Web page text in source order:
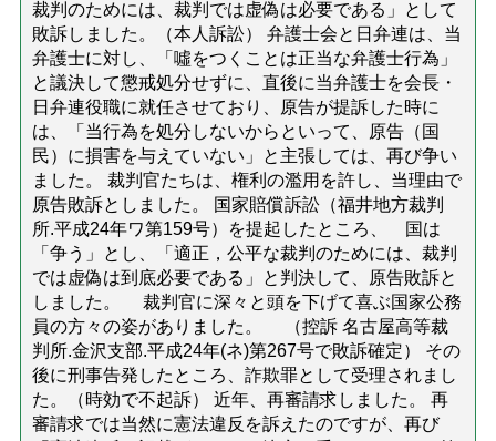
裁判のためには、裁判では虚偽は必要である」として
敗訴しました。（本人訴訟） 弁護士会と日弁連は、当
弁護士に対し、「噓をつくことは正当な弁護士行為」
と議決して懲戒処分せずに、直後に当弁護士を会長・
日弁連役職に就任させており、原告が提訴した時に
は、「当行為を処分しないからといって、原告（国
民）に損害を与えていない」と主張しては、再び争い
ました。 裁判官たちは、権利の濫用を許し、当理由で
原告敗訴としました。 国家賠償訴訟（福井地方裁判
所.平成24年ワ第159号）を提起したところ、 国は
「争う」とし、「適正，公平な裁判のためには、裁判
では虚偽は到底必要である」と判決して、原告敗訴と
しました。 裁判官に深々と頭を下げて喜ぶ国家公務
員の方々の姿がありました。 （控訴 名古屋高等裁
判所.金沢支部.平成24年(ネ)第267号で敗訴確定） その
後に刑事告発したところ、詐欺罪として受理されまし
た。（時効で不起訴） 近年、再審請求しました。 再
審請求では当然に憲法違反を訴えたのですが、再び